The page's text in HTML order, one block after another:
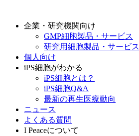
企業・研究機関向け
GMP細胞製品・サービス
研究用細胞製品・サービス
個人向け
iPS細胞がわかる
iPS細胞とは？
iPS細胞Q&A
最新の再生医療動向
ニュース
よくある質問
I Peaceについて